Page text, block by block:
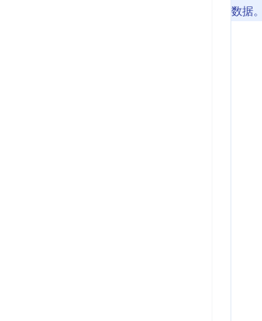
数据。